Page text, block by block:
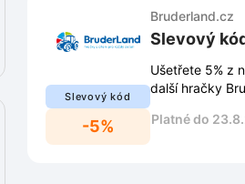
Slevový kód
-5%
Bruderland.cz
Slevový
Ušetřete 5% z
další hračky
Platné do